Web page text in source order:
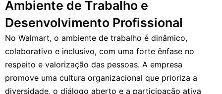
Ambiente de Trabalho e
Desenvolvimento Profissional
No Walmart, o ambiente de trabalho é dinâmico,
colaborativo e inclusivo, com uma forte ênfase no
respeito e valorização das pessoas. A empresa
promove uma cultura organizacional que prioriza a
diversidade, o diálogo aberto e a participação ativa